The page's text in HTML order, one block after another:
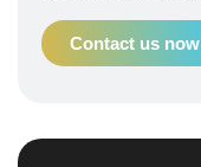
Contact us now